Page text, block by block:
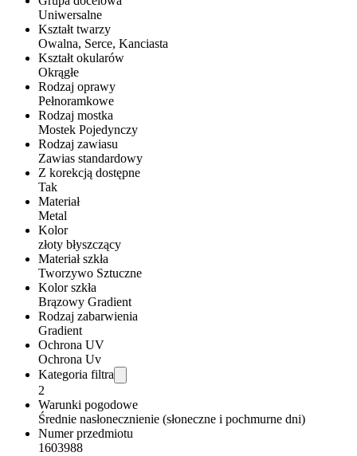
Uniwersalne
Kształt twarzy
Owalna, Serce, Kanciasta
Kształt okularów
Okrągłe
Rodzaj oprawy
Pełnoramkowe
Rodzaj mostka
Mostek Pojedynczy
Rodzaj zawiasu
Zawias standardowy
Z korekcją dostępne
Tak
Materiał
Metal
Kolor
złoty błyszczący
Materiał szkła
Tworzywo Sztuczne
Kolor szkła
Brązowy Gradient
Rodzaj zabarwienia
Gradient
Ochrona UV
Ochrona Uv
Kategoria filtra
2
Warunki pogodowe
Średnie nasłonecznienie (słoneczne i pochmurne dni)
Numer przedmiotu
1603988